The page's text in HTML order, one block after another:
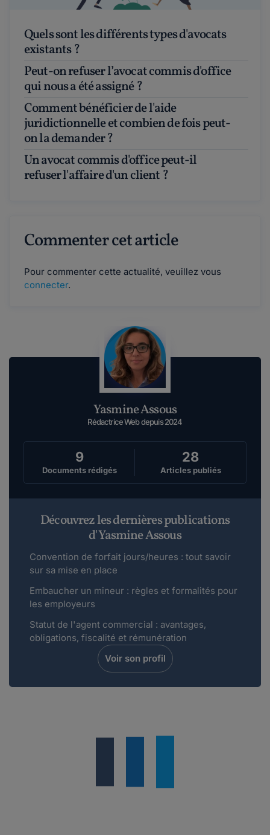
Quels sont les différents types d'avocats
existants ?
Peut-on refuser l’avocat commis d'office
qui nous a été assigné ?
Comment bénéficier de l'aide
juridictionnelle et combien de fois peut-
on la demander ?
Un avocat commis d'office peut-il
refuser l'affaire d'un client ?
Commenter cet article
Pour commenter cette actualité, veuillez vous
connecter.
Yasmine Assous
Rédactrice Web depuis 2024
9
Documents rédigés
28
Articles publiés
Découvrez les dernières publications
d'Yasmine Assous
Convention de forfait jours/heures : tout savoir
sur sa mise en place
Embaucher un mineur : règles et formalités pour
les employeurs
Statut de l'agent commercial : avantages,
obligations, fiscalité et rémunération
Voir son profil